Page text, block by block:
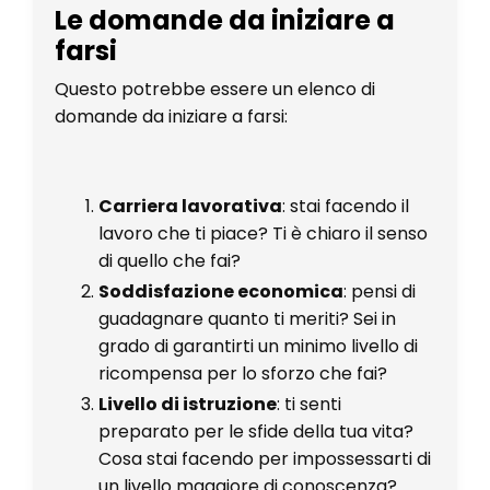
Le domande da iniziare a
farsi
Questo potrebbe essere un elenco di
domande da iniziare a farsi:
Carriera lavorativa: stai facendo il
lavoro che ti piace? Ti è chiaro il senso
di quello che fai?
Soddisfazione economica: pensi di
guadagnare quanto ti meriti? Sei in
grado di garantirti un minimo livello di
ricompensa per lo sforzo che fai?
Livello di istruzione: ti senti
preparato per le sfide della tua vita?
Cosa stai facendo per impossessarti di